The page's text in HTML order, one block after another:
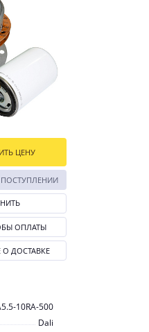
10RA-500
Dali
ЦЕНУ
ОПЛАТЫ
ДОСТАВКЕ